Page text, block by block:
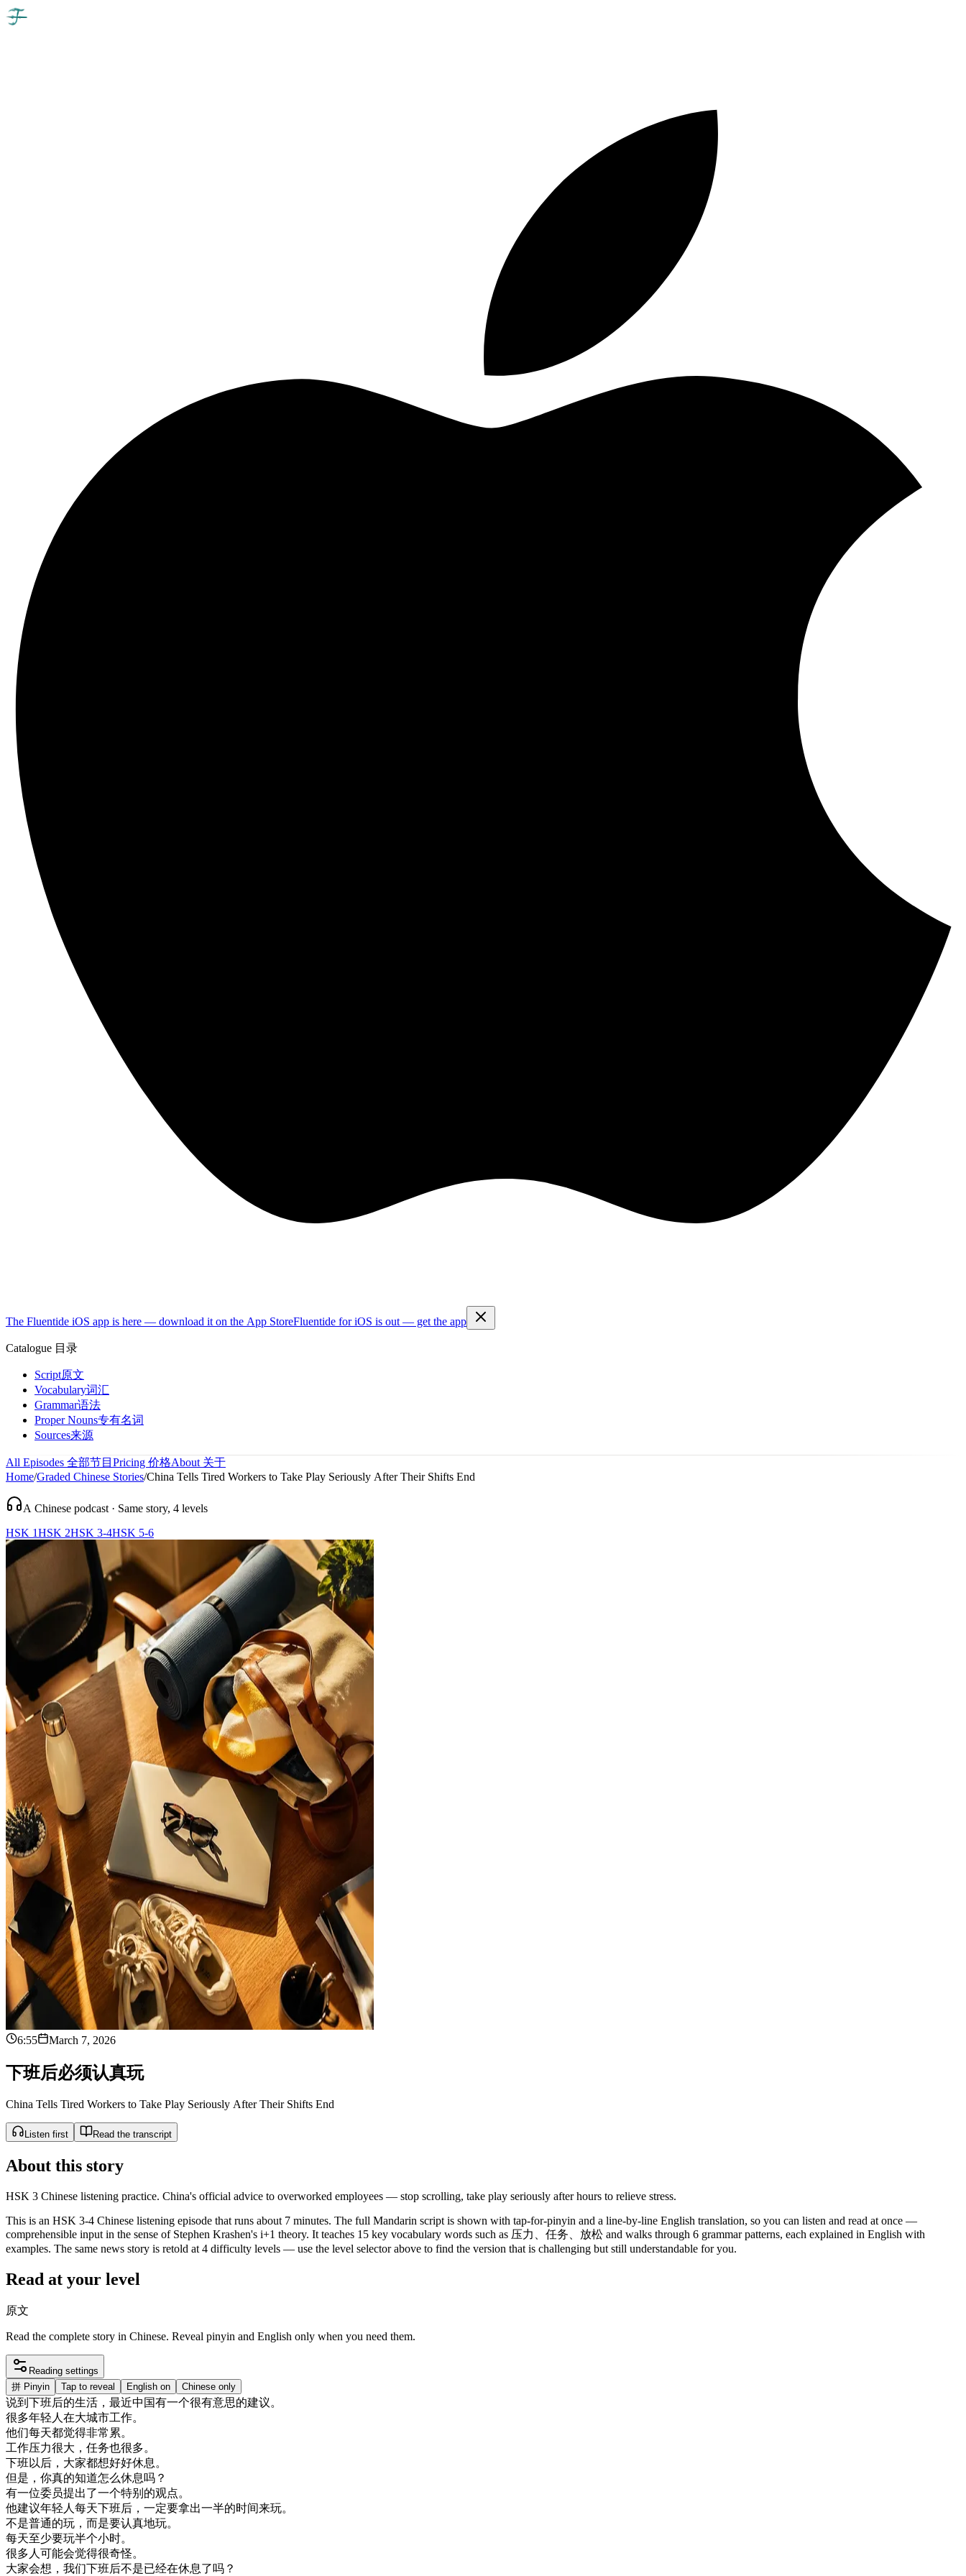
The Fluentide iOS app is here — download it on the App StoreFluentide for iOS is out — get the app
Catalogue 目录
Script原文
Vocabulary词汇
Grammar语法
Proper Nouns专有名词
Sources来源
All Episodes 全部节目 Pricing 价格About 关于
Home/Graded Chinese Stories/China Tells Tired Workers to Take Play Seriously After Their Shifts End
A Chinese podcast · Same story, 4 levels
HSK 1HSK 2HSK 3-4HSK 5-6
6:55 March 7, 2026
下班后必须认真玩
China Tells Tired Workers to Take Play Seriously After Their Shifts End
Listen first Read the transcript
About this story
HSK 3 Chinese listening practice. China's official advice to overworked employees — stop scrolling, take play seriously after hours to relieve stress.
This is an HSK 3-4 Chinese listening episode that runs about 7 minutes. The full Mandarin script is shown with tap-for-pinyin and a line-by-line English translation, so you can listen and read at once —
comprehensible input in the sense of Stephen Krashen's i+1 theory. It teaches 15 key vocabulary words such as 压力、任务、放松 and walks through 6 grammar patterns, each explained in English with
examples. The same news story is retold at 4 difficulty levels — use the level selector above to find the version that is challenging but still understandable for you.
Read at your level
原文
Read the complete story in Chinese. Reveal pinyin and English only when you need them.
Reading settings
拼 Pinyin Tap to reveal English on Chinese only
说到 下班后的生活 ， 最近中国有一个很有意思的建议。
很多年轻 人 在大城市工作。
他们每天都觉得非常 累。
工作压力很大 ， 任务也很多。
下班 以后 ， 大家都想好好休息 。
但是 ， 你真的知道怎么休息吗 ？
有一位委员提出了一个特别 的观点。
他建议年轻 人 每天下班后 ， 一定要拿出一半的时间来玩。
不是普通的玩 ， 而是要认真地玩。
每天至少要玩半个小时。
很多 人 可能会觉得很奇怪。
大家会想 ， 我们下班后不是已经在休息了吗 ？